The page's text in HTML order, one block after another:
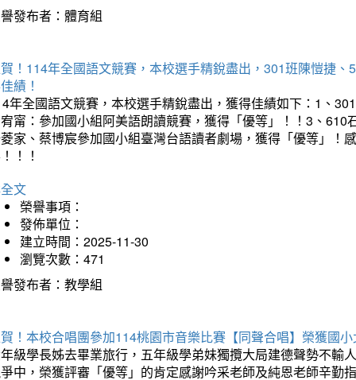
發布者：體育組
！114年全國語文競賽，本校選手精銳盡出，301班陳愷捷
績！
年全國語文競賽，本校選手精銳盡出，獲得佳績如下：1、
甯：參加國小組阿美語朗讀競賽，獲得「優等」！！3、
家、蔡博宸參加國小組臺灣台語讀者劇場，獲得「優等」！
！！
文
榮譽事項：
發佈單位：
建立時間：2025-11-30
瀏覽次數：471
發布者：教學組
！本校合唱團參加114桃園市音樂比賽【同聲合唱】榮獲國
級學長姊去畢業旅行，五年級學弟妹獨攬大局建德聲勢不輸
中，榮獲評審「優等」的肯定感謝吟采老師及純恩老師辛勤